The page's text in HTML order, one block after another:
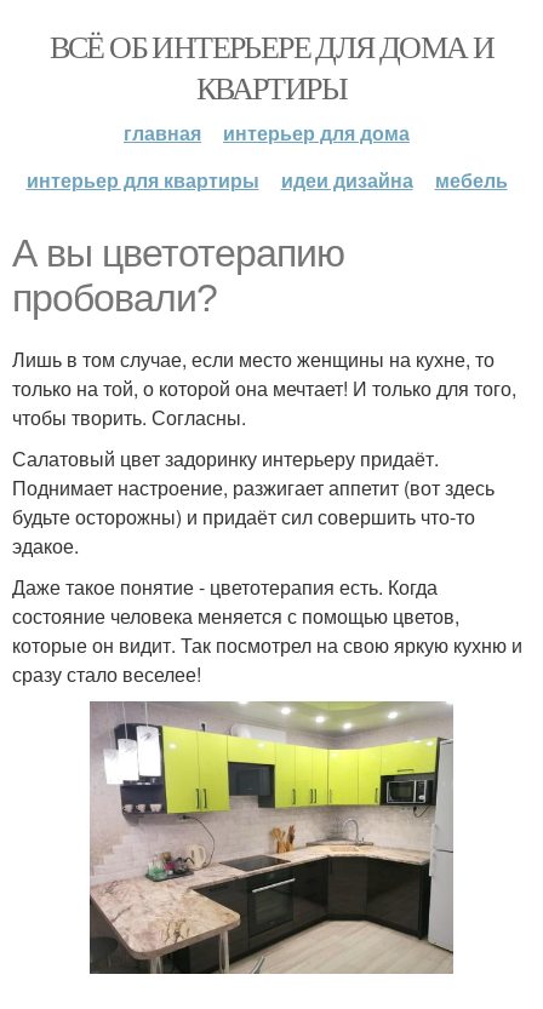
ВСЁ ОБ ИНТЕРЬЕРЕ ДЛЯ ДОМА И
КВАРТИРЫ
главная
интерьер для дома
интерьер для квартиры
идеи дизайна мебель
А вы цветотерапию
пробовали?
Лишь в том случае, если место женщины на кухне, то
только на той, о которой она мечтает! И только для того,
чтобы творить. Согласны.
Салатовый цвет задоринку интерьеру придаёт.
Поднимает настроение, разжигает аппетит (вот здесь
будьте осторожны) и придаёт сил совершить что-то
эдакое.
Даже такое понятие - цветотерапия есть. Когда
состояние человека меняется с помощью цветов,
которые он видит. Так посмотрел на свою яркую кухню и
сразу стало веселее!